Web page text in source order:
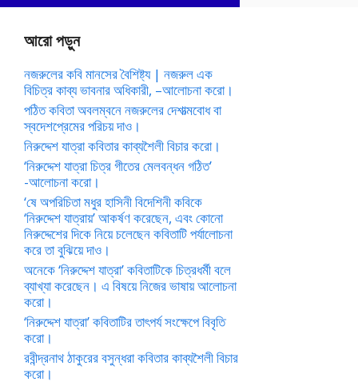
আরো পড়ুন
নজরুলের কবি মানসের বৈশিষ্ট্য | নজরুল এক
বিচিত্র কাব্য ভাবনার অধিকারী, –আলোচনা করো।
পঠিত কবিতা অবলম্বনে নজরুলের দেশাত্মবোধ বা
স্বদেশপ্রেমের পরিচয় দাও।
নিরুদ্দেশ যাত্রা কবিতার কাব্যশৈলী বিচার করো।
‘নিরুদ্দেশ যাত্রা চিত্র গীতের মেলবন্ধন গঠিত’
-আলোচনা করো।
‘ষে অপরিচিতা মধুর হাসিনী বিদেশিনী কবিকে
‘নিরুদ্দেশ যাত্রায়’ আকর্ষণ করেছেন, এবং কোনো
নিরুদ্দেশের দিকে নিয়ে চলেছেন কবিতাটি পর্যালোচনা
করে তা বুঝিয়ে দাও।
অনেকে ‘নিরুদ্দেশ যাত্রা’ কবিতাটিকে চিত্রধর্মী বলে
ব্যাখ্যা করেছেন। এ বিষয়ে নিজের ভাষায় আলোচনা
করো।
‘নিরুদ্দেশ যাত্রা’ কবিতাটির তাৎপর্য সংক্ষেপে বিবৃতি
করো।
রবীন্দ্রনাথ ঠাকুরের বসুন্ধরা কবিতার কাব্যশৈলী বিচার
করো।